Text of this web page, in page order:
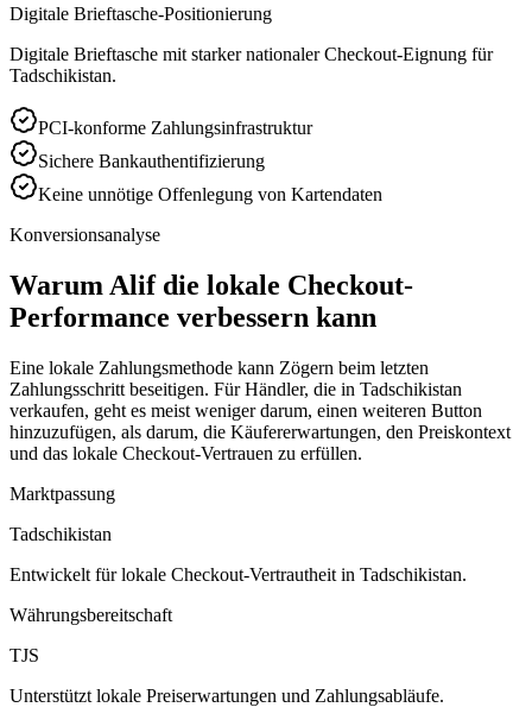
Digitale Brieftasche-Positionierung
Digitale Brieftasche mit starker nationaler Checkout-Eignung für
Tadschikistan.
PCI-konforme Zahlungsinfrastruktur
Sichere Bankauthentifizierung
Keine unnötige Offenlegung von Kartendaten
Konversionsanalyse
Warum Alif die lokale Checkout-
Performance verbessern kann
Eine lokale Zahlungsmethode kann Zögern beim letzten
Zahlungsschritt beseitigen. Für Händler, die in Tadschikistan
verkaufen, geht es meist weniger darum, einen weiteren Button
hinzuzufügen, als darum, die Käufererwartungen, den Preiskontext
und das lokale Checkout-Vertrauen zu erfüllen.
Marktpassung
Tadschikistan
Entwickelt für lokale Checkout-Vertrautheit in Tadschikistan.
Währungsbereitschaft
TJS
Unterstützt lokale Preiserwartungen und Zahlungsabläufe.